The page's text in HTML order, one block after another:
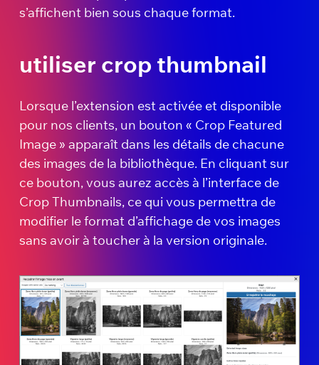
s’affichent bien sous chaque format.
utiliser crop thumbnail
Lorsque l’extension est activée et disponible
pour nos clients, un bouton « Crop Featured
Image » apparaît dans les détails de chacune
des images de la bibliothèque. En cliquant sur
ce bouton, vous aurez accès à l’interface de
Crop Thumbnails, ce qui vous permettra de
modifier le format d’affichage de vos images
sans avoir à toucher à la version originale.